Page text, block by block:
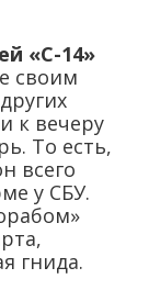
«С-14»
своим
к вечеру
То есть,
всего
у СБУ.
гнида.